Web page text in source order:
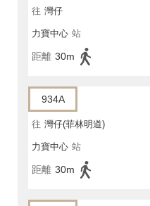
往 灣仔
力寶中心 站
距離 30m
934A
往 灣仔(菲林明道)
力寶中心 站
距離 30m